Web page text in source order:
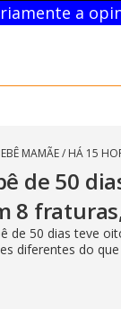
a
MAMÃE/ HÁ 15
de 50
8
de 50 dias teve
diferentes do